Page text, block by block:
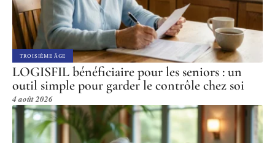
TROISIÈME ÂGE
LOGISFIL bénéficiaire pour les seniors : un
outil simple pour garder le contrôle chez soi
4 août 2026